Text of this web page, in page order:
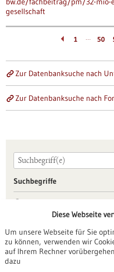
gesellschaft
1 … 50
Zur Datenbanksuche nach
Zur Datenbanksuche nach
Suchbegriffe
alle Portale
Allgemein
Fachbeiträge
Diese Webseite
Um unsere Webseite für Sie
zu können, verwenden wir
auf Ihrem Rechner
dazu